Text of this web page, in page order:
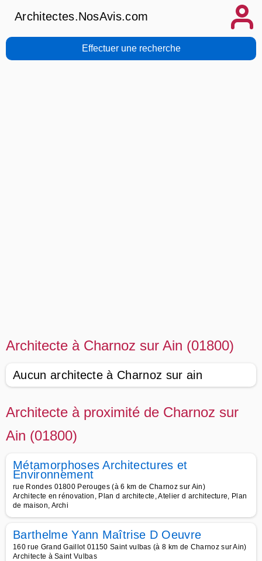
Architectes.NosAvis.com
Effectuer une recherche
Architecte à Charnoz sur Ain (01800)
Aucun architecte à Charnoz sur ain
Architecte à proximité de Charnoz sur
Ain (01800)
Métamorphoses Architectures et
Environnement
rue Rondes 01800 Perouges (à 6 km de Charnoz sur Ain)
Architecte en rénovation, Plan d architecte, Atelier d architecture, Plan
de maison, Archi
Barthelme Yann Maîtrise D Oeuvre
160 rue Grand Gaillot 01150 Saint vulbas (à 8 km de Charnoz sur Ain)
Architecte à Saint Vulbas